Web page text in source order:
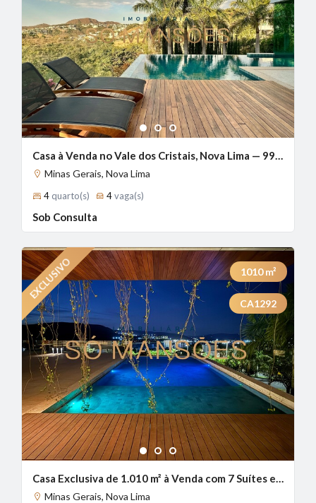
1 2 3
Casa à Venda no Vale dos Cristais, Nova Lima — 990m², 4 Suítes, Piscina Aquecida | Exclusividade Só Mansões
Minas Gerais, Nova Lima
4 quarto(s) 4vaga(s)
Sob Consulta
1 2 3
1010m²
CA1292
Casa Exclusiva de 1.010 m² à Venda com 7 Suítes e Vista Definitiva no Condomínio Alphaville - Lagoa dos Ingleses, Nova Lima - MG
Minas Gerais, Nova Lima